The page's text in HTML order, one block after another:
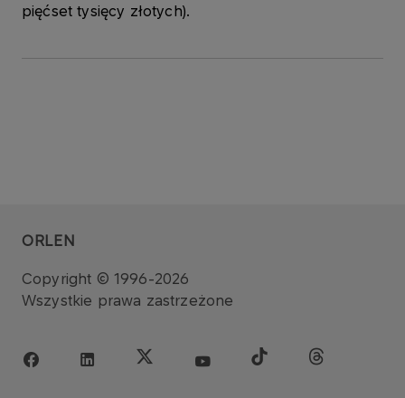
pięćset tysięcy złotych).
ORLEN
Copyright © 1996-2026
Wszystkie prawa zastrzeżone